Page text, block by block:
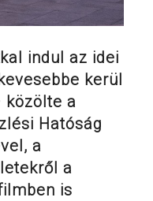
indul az idei
kerül
a
Hatóság
a
a
is